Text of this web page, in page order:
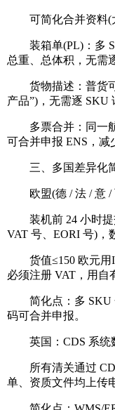
可简化合并资料(
装箱单(PL)：多
总重、总体积，无需
货物描述：普货可
产品”)，无需逐 SKU
多票合并：同一航
可合并申报 ENS，减
三、多国差异化简
欧盟(德 / 法 / 意 /
装机前 24 小时提
VAT 号、EORI 号)，
货值≤150 欧元用
必须注册 VAT，用自
简化点：多 SKU
码可合并申报。
英国：CDS 系统
所有清关通过
单、资质文件均上传